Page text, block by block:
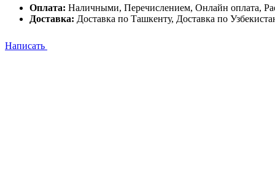
Оплата: Наличными, Перечислением, Онлайн оплата,
Доставка: Доставка по Ташкенту, Доставка по
Написать